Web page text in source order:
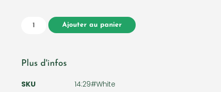
Ajouter au panier
Plus d'infos
SKU
14:29#White